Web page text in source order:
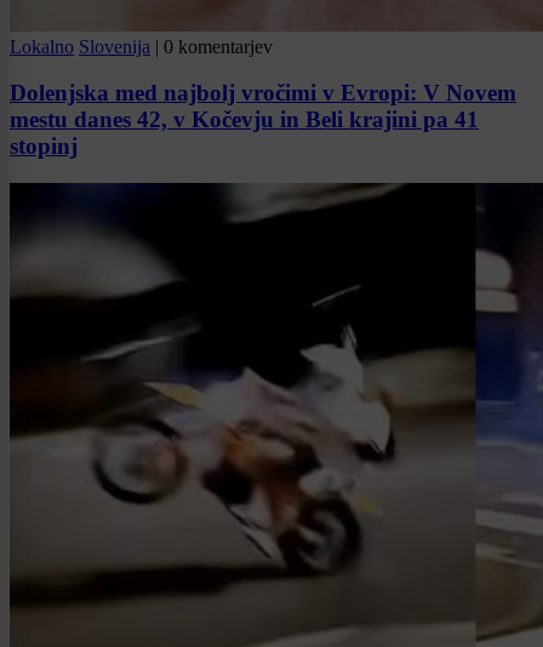
Lokalno Slovenija | 0 komentarjev
Dolenjska med najbolj vročimi v Evropi: V Novem
mestu danes 42, v Kočevju in Beli krajini pa 41
stopinj